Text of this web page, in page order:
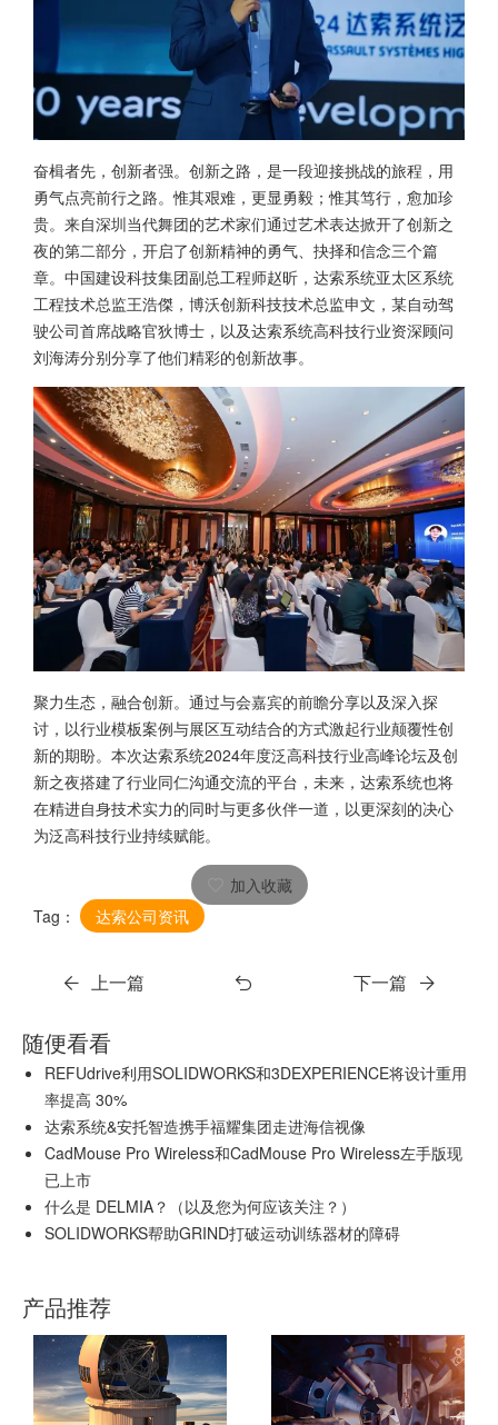
奋楫者先，创新者强。创新之路，是一段迎接挑战的旅程，用
勇气点亮前行之路。惟其艰难，更显勇毅；惟其笃行，愈加珍
贵。来自深圳当代舞团的艺术家们通过艺术表达掀开了创新之
夜的第二部分，开启了创新精神的勇气、抉择和信念三个篇
章。中国建设科技集团副总工程师赵昕，达索系统亚太区系统
工程技术总监王浩傑，博沃创新科技技术总监申文，某自动驾
驶公司首席战略官狄博士，以及达索系统高科技行业资深顾问
刘海涛分别分享了他们精彩的创新故事。
聚力生态，融合创新。通过与会嘉宾的前瞻分享以及深入探
讨，以行业模板案例与展区互动结合的方式激起行业颠覆性创
新的期盼。本次达索系统2024年度泛高科技行业高峰论坛及创
新之夜搭建了行业同仁沟通交流的平台，未来，达索系统也将
在精进自身技术实力的同时与更多伙伴一道，以更深刻的决心
为泛高科技行业持续赋能。
加入收藏
Tag：
达索公司资讯
上一篇 下一篇
随便看看
REFUdrive利用SOLIDWORKS和3DEXPERIENCE将设计重用
率提高 30%
达索系统&安托智造携手福耀集团走进海信视像
CadMouse Pro Wireless和CadMouse Pro Wireless左手版现
已上市
什么是 DELMIA？（以及您为何应该关注？）
SOLIDWORKS帮助GRIND打破运动训练器材的障碍
产品推荐